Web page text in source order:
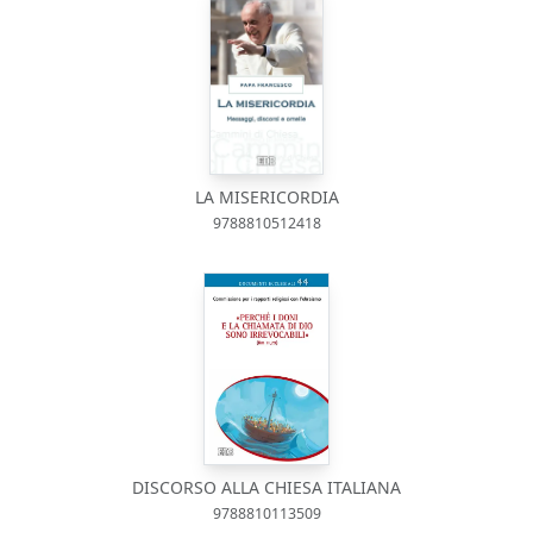
LA MISERICORDIA
9788810512418
DISCORSO ALLA CHIESA ITALIANA
9788810113509